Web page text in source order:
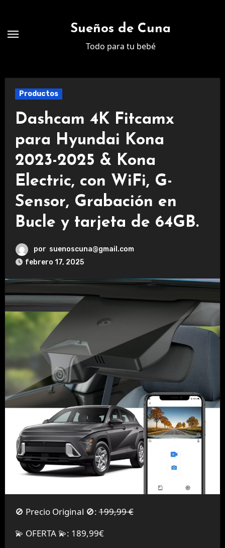
contenido
Sueños de Cuna
Todo para tu bebé
Productos
Dashcam 4K Fitcamx
para Hyundai Kona
2023-2025 & Kona
Electric, con WiFi, G-
Sensor, Grabación en
Bucle y tarjeta de 64GB.
por suenoscuna@gmail.com
febrero 17, 2025
🚫 Precio Original 🚫:199,99 €
💫 OFERTA 💫: 189,99€